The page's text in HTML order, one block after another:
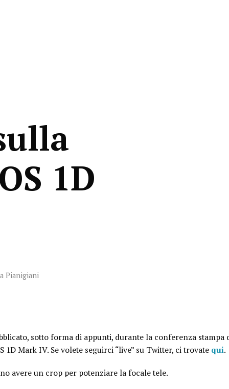
1D
Pianigiani
sotto forma di appunti, durante la conferenza stampa
1D Mark IV. Se volete seguirci “live” su Twitter, ci trovate qui.
avere un crop per potenziare la focale tele.